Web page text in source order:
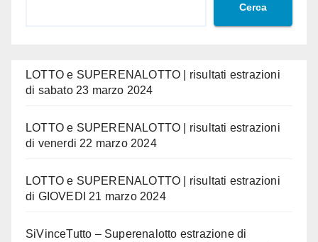
Cerca
LOTTO e SUPERENALOTTO | risultati estrazioni
di sabato 23 marzo 2024
LOTTO e SUPERENALOTTO | risultati estrazioni
di venerdi 22 marzo 2024
LOTTO e SUPERENALOTTO | risultati estrazioni
di GIOVEDI 21 marzo 2024
SiVinceTutto – Superenalotto estrazione di